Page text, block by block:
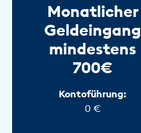
Monatlicher
Geldeingang
mindestens
700€
Kontoführung:
0 €